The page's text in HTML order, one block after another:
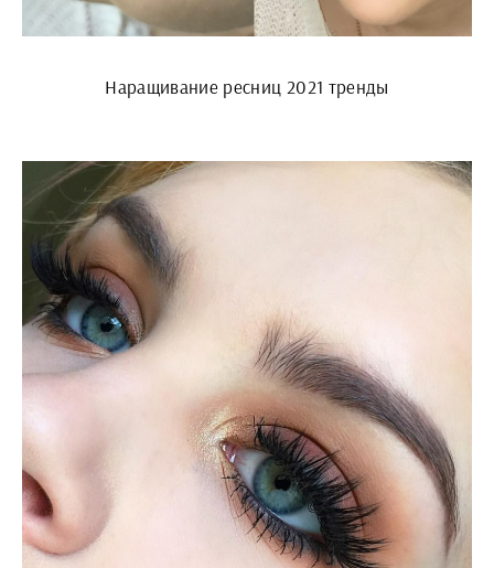
Наращивание ресниц 2021 тренды